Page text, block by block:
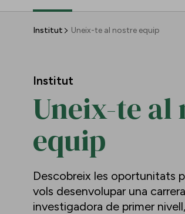
Institut Uneix-te al nostre equip
Institut
Uneix-te al
equip
Descobreix les oportunitats
vols desenvolupar una
investigadora de primer